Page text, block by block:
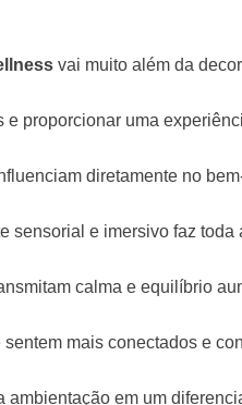
vai muito além da
e proporcionar uma
diretamente no
sensorial e imersivo faz toda
calma e equilíbrio
mais conectados e
ambientação em um